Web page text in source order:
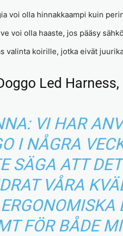
voi olla hinnakkaampi kuin
voi olla haaste, jos pääsy
valinta koirille, jotka eivät
Led
VI HAR
I NÅGRA
SÄGA ATT
VÅRA
FÖR BÅDE